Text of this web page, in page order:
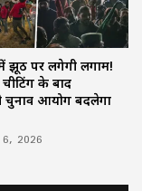
झूठ पर लगेगी लगाम!
के बाद
चुनाव आयोग बदलेगा
2026